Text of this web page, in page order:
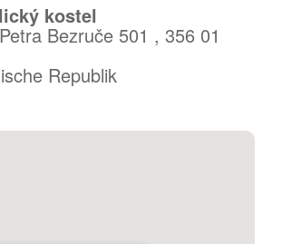
kostel
Bezruče 501 , 356 01
Republik